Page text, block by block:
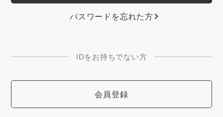
パスワードを忘れた方
IDをお持ちでない方
会員登録